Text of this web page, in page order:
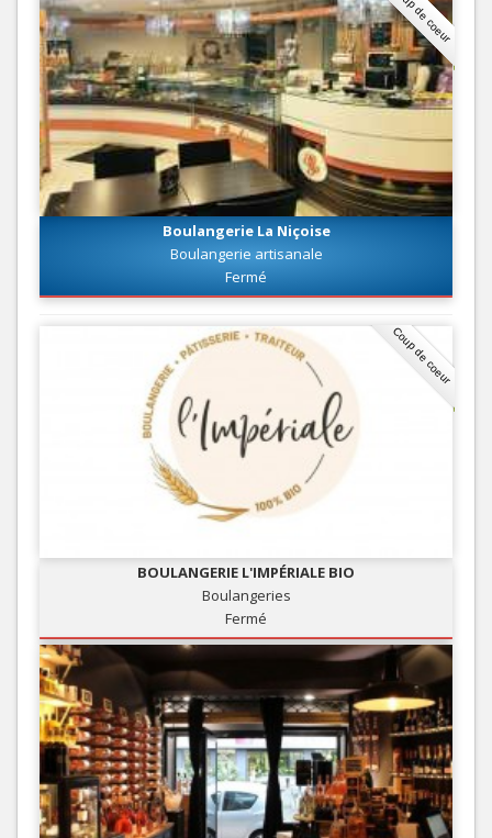
Coup de coeur
Boulangerie La Niçoise
Boulangerie artisanale
Fermé
Coup de coeur
BOULANGERIE L'IMPÉRIALE BIO
Boulangeries
Fermé